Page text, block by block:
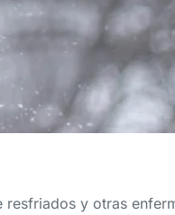
resfriados y otras